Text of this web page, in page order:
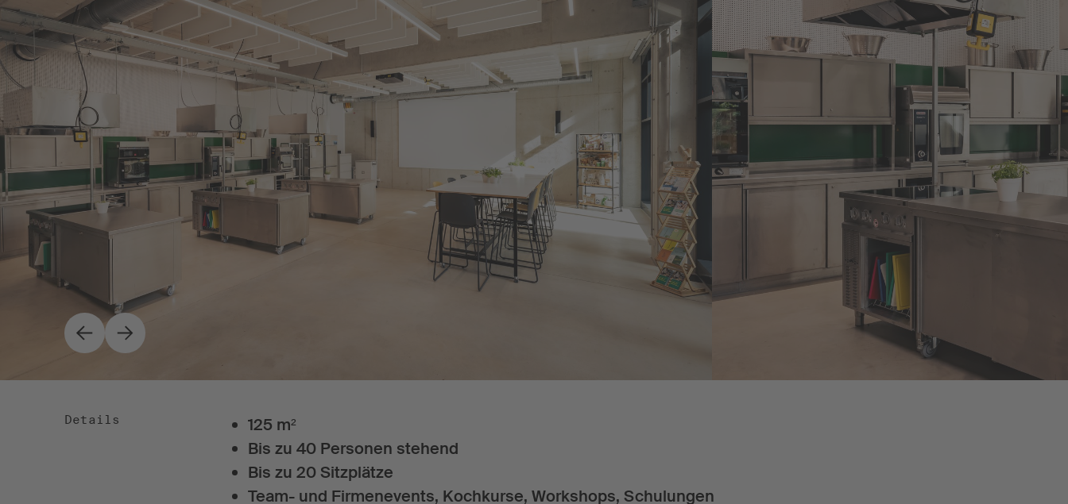
Aktuelles
Events
News
Colab Quarterly
Über uns
Team
Presse
WeiterZurück
Details
125 m²
Bis zu 40 Personen stehend
Bis zu 20 Sitzplätze
Team- und Firmenevents, Kochkurse, Workshops, Schulungen